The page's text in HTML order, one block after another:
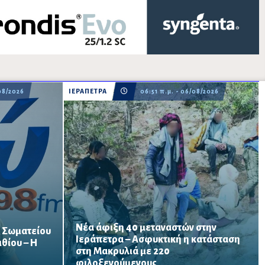
2026
Σωματείου
– Η
στις
ΙΕΡΑΠΕΤΡΑ 06:51 π.μ. - 06/08/2026
Νέα άφιξη 40 μεταναστών στην
Ιεράπετρα – Ασφυκτική η κατάσταση
στη Μακρυλιά με 220
Δύο νέες αφίξεις σε λιγότερο από 24 ώρες
αυξάνουν την πίεση στο παλιό Δημοτικό